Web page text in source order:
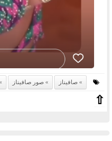
صافيناز صور صافيناز
⇧